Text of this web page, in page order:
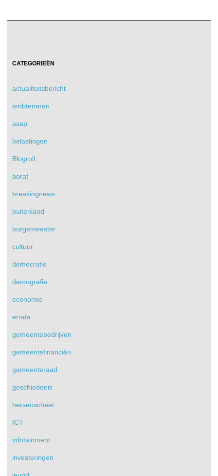
CATEGORIEËN
actualiteitsbericht
ambtenaren
asap
belastingen
Blogroll
borat
breakingnews
buitenland
burgemeester
cultuur
democratie
demografie
economie
errata
gemeentebedrijven
gemeentefinanciën
gemeenteraad
geschiedenis
hersenscheet
ICT
infotainment
investeringen